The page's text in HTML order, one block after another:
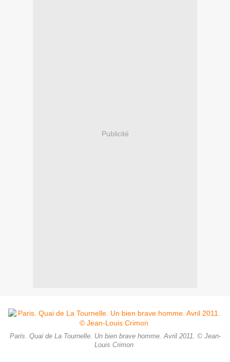
Publicité
Paris. Quai de La Tournelle. Un bien brave homme. Avril 2011. © Jean-
Louis Crimon